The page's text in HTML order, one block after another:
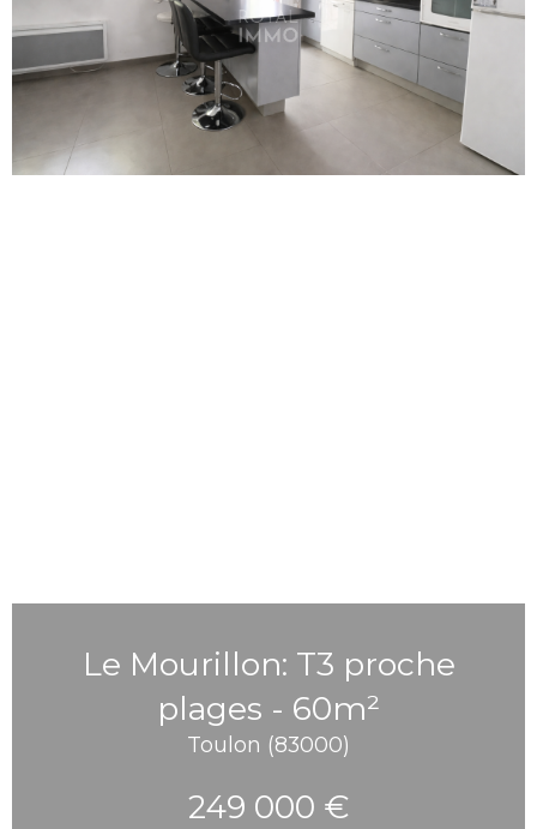
Le Mourillon: T3 proche
plages - 60m²
Toulon (83000)
249 000 €